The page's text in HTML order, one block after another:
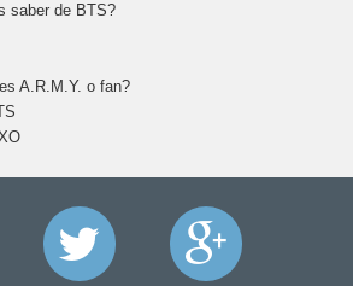
saber de BTS?
A.R.M.Y. o fan?